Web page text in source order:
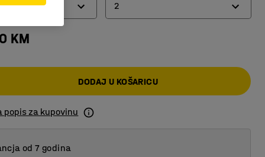
2
KM
DODAJ U KOŠARICU
popis za kupovinu
od 7 godina